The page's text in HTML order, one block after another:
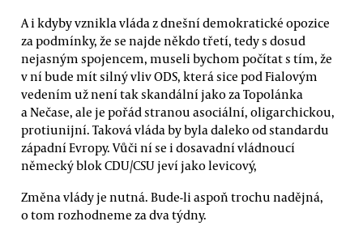
A i kdyby vznikla vláda z dnešní demokratické opozice
za podmínky, že se najde někdo třetí, tedy s dosud
nejasným spojencem, museli bychom počítat s tím, že
v ní bude mít silný vliv ODS, která sice pod Fialovým
vedením už není tak skandální jako za Topolánka
a Nečase, ale je pořád stranou asociální, oligarchickou,
protiunijní. Taková vláda by byla daleko od standardu
západní Evropy. Vůči ní se i dosavadní vládnoucí
německý blok CDU/CSU jeví jako levicový,
Změna vlády je nutná. Bude-li aspoň trochu nadějná,
o tom rozhodneme za dva týdny.